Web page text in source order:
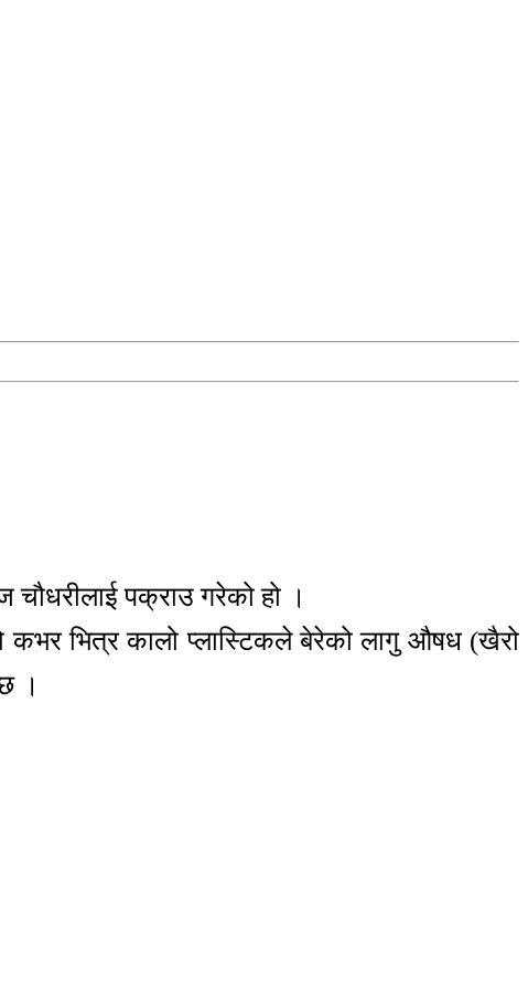
पक्राउ गरेको हो ।
कभर भित्र कालो प्लास्टिकले बेरेको लागु औषध (खैरो
।